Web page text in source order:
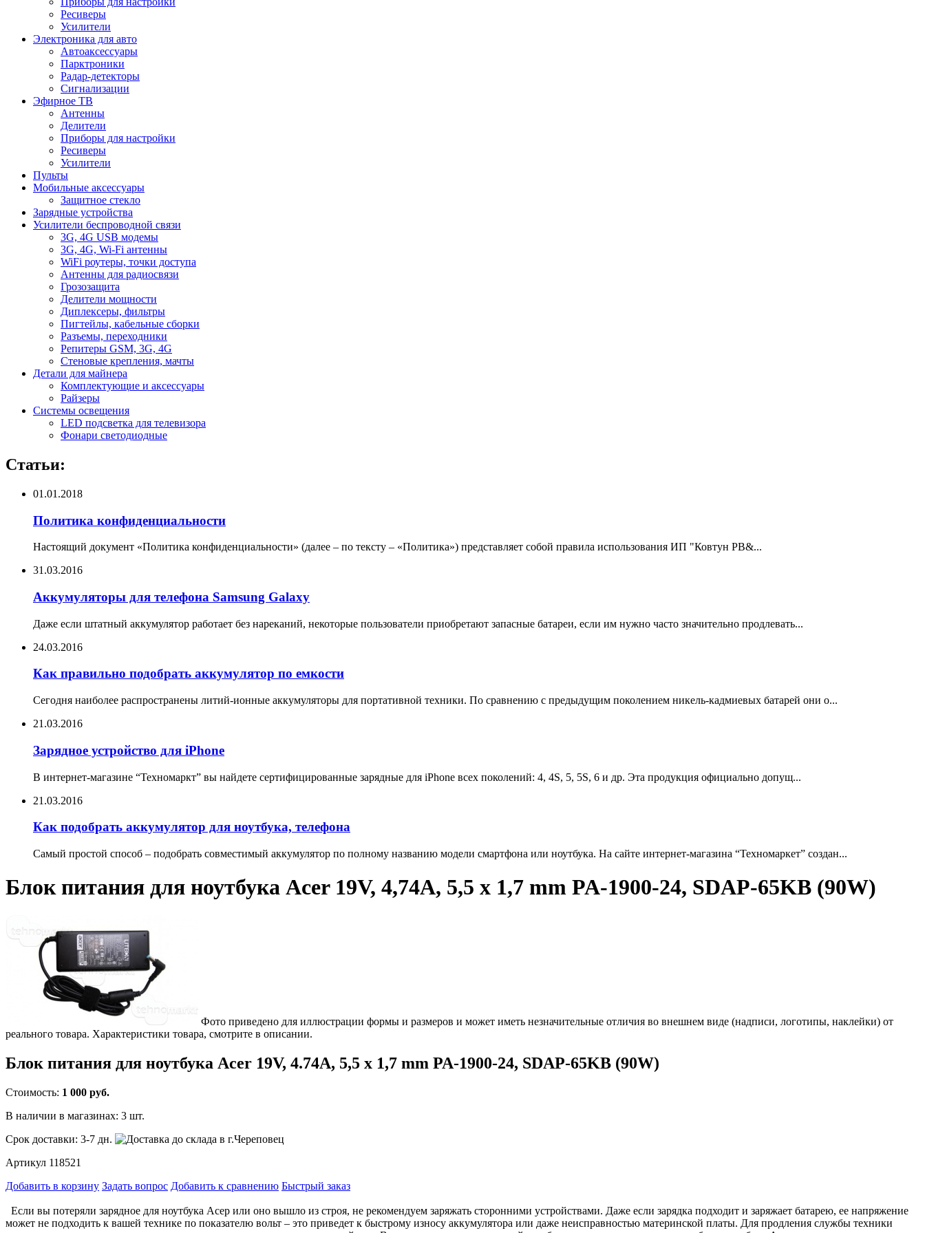
Ресиверы
Усилители
Электроника для авто
Автоаксессуары
Парктроники
Радар-детекторы
Сигнализации
Эфирное ТВ
Антенны
Делители
Приборы для настройки
Ресиверы
Усилители
Пульты
Мобильные аксессуары
Защитное стекло
Зарядные устройства
Усилители беспроводной связи
3G, 4G USB модемы
3G, 4G, Wi-Fi антенны
WiFi роутеры, точки доступа
Антенны для радиосвязи
Грозозащита
Делители мощности
Диплексеры, фильтры
Пигтейлы, кабельные сборки
Разъемы, переходники
Репитеры GSM, 3G, 4G
Стеновые крепления, мачты
Детали для майнера
Комплектующие и аксессуары
Райзеры
Системы освещения
LED подсветка для телевизора
Фонари светодиодные
Статьи:
01.01.2018
Политика конфиденциальности
Настоящий документ «Политика конфиденциальности» (далее – по тексту – «Политика») представляет собой правила использования ИП "Ковтун РВ&...
31.03.2016
Аккумуляторы для телефона Samsung Galaxy
Даже если штатный аккумулятор работает без нареканий, некоторые пользователи приобретают запасные батареи, если им нужно часто значительно продлевать...
24.03.2016
Как правильно подобрать аккумулятор по емкости
Сегодня наиболее распространены литий-ионные аккумуляторы для портативной техники. По сравнению с предыдущим поколением никель-кадмиевых батарей они о...
21.03.2016
Зарядное устройство для iPhone
В интернет-магазине “Техномаркт” вы найдете сертифицированные зарядные для iPhone всех поколений: 4, 4S, 5, 5S, 6 и др. Эта продукция официально допущ...
21.03.2016
Как подобрать аккумулятор для ноутбука, телефона
Самый простой способ – подобрать совместимый аккумулятор по полному названию модели смартфона или ноутбука. На сайте интернет-магазина “Техномаркет” создан...
Блок питания для ноутбука Acer 19V, 4,74А, 5,5 x 1,7 mm PA-1900-24, SDAP-65KB (90W)
Фото приведено для иллюстрации формы и размеров и может иметь незначительные отличия во внешнем виде (надписи, логотипы, наклейки) от
реального товара. Характеристики товара, смотрите в описании.
Блок питания для ноутбука Acer 19V, 4.74А, 5,5 x 1,7 mm PA-1900-24, SDAP-65KB (90W)
Стоимость: 1 000 руб.
В наличии в магазинах: 3 шт.
Срок доставки: 3-7 дн.
Артикул 118521
Добавить в корзину Задать вопрос Добавить к сравнению Быстрый заказ
Если вы потеряли зарядное для ноутбука Асер или оно вышло из строя, не рекомендуем заряжать сторонними устройствами. Даже если зарядка подходит и заряжает батарею, ее напряжение
может не подходить к вашей технике по показателю вольт – это приведет к быстрому износу аккумулятора или даже неисправностью материнской платы. Для продления службы техники